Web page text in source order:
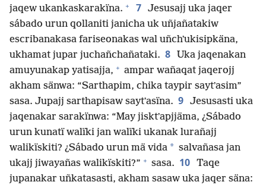
jaqew ukankaskarakïna. + 7 Jesusajj uka jaqer
sábado urun qollaniti janicha uk uñjañatakiw
escribanakasa fariseonakas wal uñchʼukisipkäna,
ukhamat jupar juchañchañataki. 8
Uka jaqenakan
amuyunakap yatisajja, + ampar wañaqat jaqerojj
akham sänwa: “Sarthapim, chika taypir saytʼasim”
sasa. Jupajj sarthapisaw saytʼasïna. 9 Jesusasti uka
jaqenakar sarakïnwa: “May jisktʼapjjäma, ¿Sábado
urun kunatï walïki jan walïki ukanak lurañajj
walikïskiti? ¿Sábado urun mä vida * salvañasa jan
ukajj jiwayañas walikïskiti?” + sasa. 10 Taqe
jupanakar uñkatasasti, akham sasaw uka jaqer säna: